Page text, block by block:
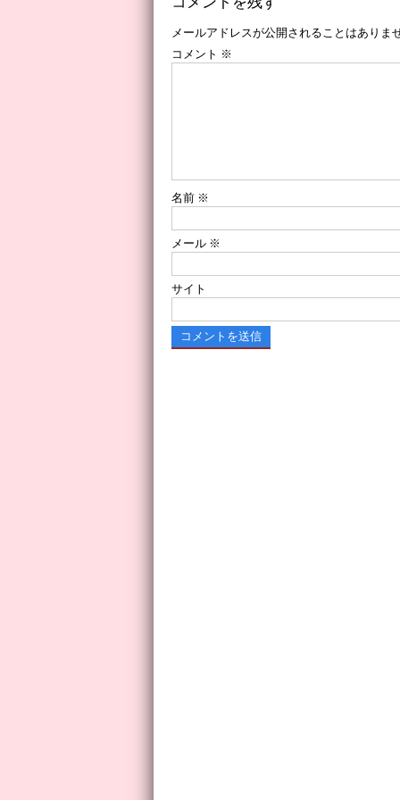
メールアドレスが公開されることはありま
コメント ※
名前 ※
メール ※
サイト